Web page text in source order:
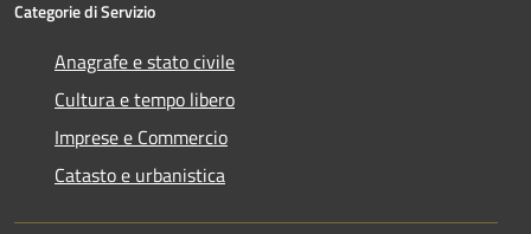
Categorie di Servizio
Anagrafe e stato civile
Cultura e tempo libero
Imprese e Commercio
Catasto e urbanistica